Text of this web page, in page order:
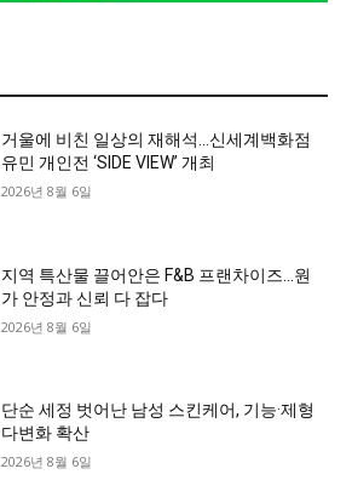
거울에 비친 일상의 재해석…신세계백화점
유민 개인전 ‘SIDE VIEW’ 개최
2026년 8월 6일
지역 특산물 끌어안은 F&B 프랜차이즈…원
가 안정과 신뢰 다 잡다
2026년 8월 6일
단순 세정 벗어난 남성 스킨케어, 기능·제형
다변화 확산
2026년 8월 6일